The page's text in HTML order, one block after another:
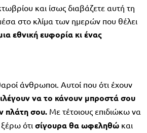
και ίσως διαβάζετε αυτή τη
στο κλίμα των ημερών που θέλει
εθνική ευφορία κι ένας
άνθρωποι. Αυτοί που ότι έχουν
να το κάνουν μπροστά σου
πλάτη σου. Με τέτοιους επιδιώκω να
ότι σίγουρα θα ωφεληθώ και